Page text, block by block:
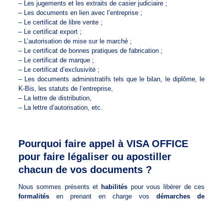
– Les jugements et les extraits de casier judiciaire ;
– Les documents en lien avec l’entreprise ;
– Le certificat de libre vente ;
– Le certificat export ;
– L’autorisation de mise sur le marché ;
– Le certificat de bonnes pratiques de fabrication ;
– Le certificat de marque ;
– Le certificat d’exclusivité ;
– Les documents administratifs tels que le bilan, le diplôme, le
K-Bis, les statuts de l’entreprise,
– La lettre de distribution,
– La lettre d’autorisation, etc.
Pourquoi faire appel à VISA OFFICE
pour faire légaliser ou apostiller
chacun de vos documents ?
Nous sommes présents et habilités pour vous libérer de ces
formalitésen prenant en charge vosdémarches de